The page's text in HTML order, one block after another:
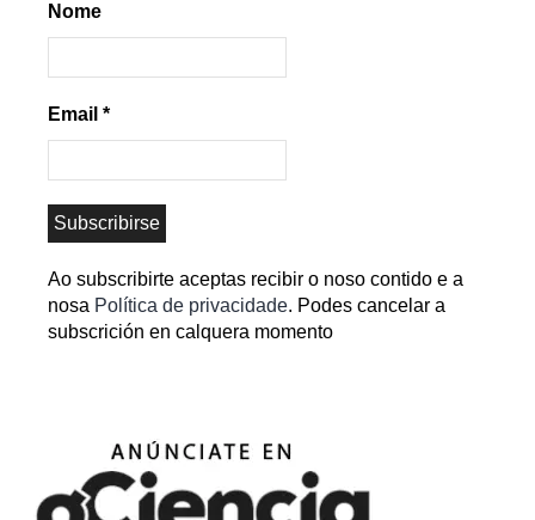
Nome
Email *
Ao subscribirte aceptas recibir o noso contido e a
nosa Política de privacidade. Podes cancelar a
subscrición en calquera momento